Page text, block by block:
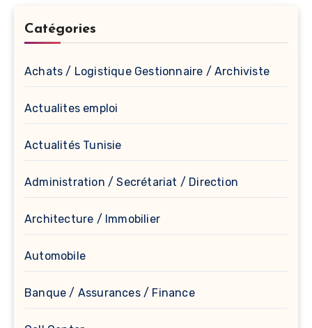
Catégories
Achats / Logistique Gestionnaire / Archiviste
Actualites emploi
Actualités Tunisie
Administration / Secrétariat / Direction
Architecture / Immobilier
Automobile
Banque / Assurances / Finance